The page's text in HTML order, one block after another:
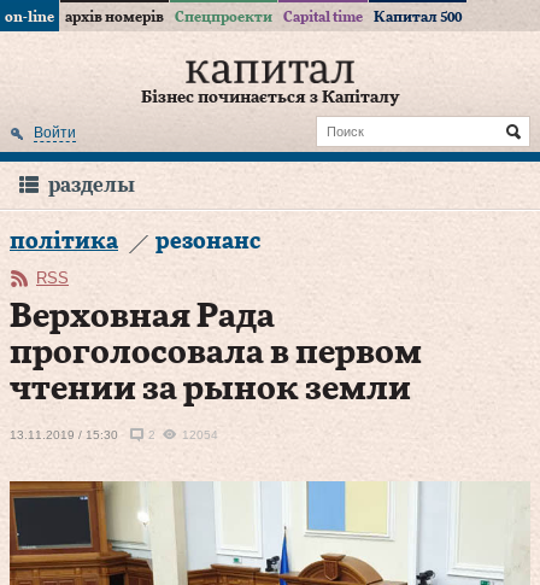
on-line архів номерів Спецпроекти Capital time Капитал 500
Бізнес починається з Капіталу
Войти
разделы
політика резонанс
RSS
Верховная Рада
проголосовала в первом
чтении за рынок земли
13.11.2019 / 15:30 2 12054